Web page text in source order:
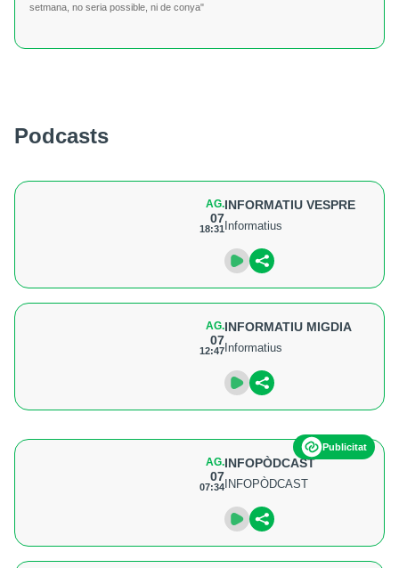
setmana, no seria possible, ni de conya"
Podcasts
AG.
07
18:31
INFORMATIU VESPRE
Informatius
AG.
07
12:47
INFORMATIU MIGDIA
Informatius
Publicitat
AG.
07
07:34
INFOPÒDCAST
INFOPÒDCAST